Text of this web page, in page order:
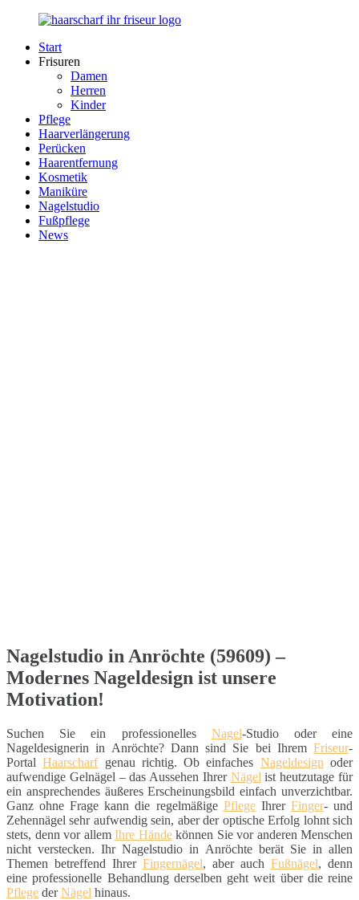
Zurück
Inhalt
Haarscharf
Händen
Start
Frisuren
Damen
Herren
Kinder
Pflege
Haarverlängerung
Perücken
Haarentfernung
Kosmetik
Maniküre
Nagelstudio
Fußpflege
News
Nagelstudio in Anröchte (59609) –
Modernes Nageldesign ist unsere
Motivation!
Suchen Sie ein professionelles Nagel-Studio oder eine
Nageldesignerin in Anröchte? Dann sind Sie bei Ihrem Friseur-
PortalHaarscharfgenau richtig. Ob einfaches Nageldesign oder
aufwendige Gelnägel – das Aussehen Ihrer Nägel ist heutzutage für
ein ansprechendes äußeres Erscheinungsbild einfach unverzichtbar.
Ganz ohne Frage kann die regelmäßige PflegeIhrer Finger- und
Zehennägel sehr aufwendig sein, aber der optische Erfolg lohnt sich
stets, denn vor allem Ihre Händekönnen Sie vor anderen Menschen
nicht verstecken. Ihr Nagelstudio in Anröchte berät Sie in allen
Themen betreffend Ihrer Fingernägel, aber auch Fußnägel, denn
eine professionelle Behandlung derselben geht weit über die reine
Pflege derNägel hinaus.